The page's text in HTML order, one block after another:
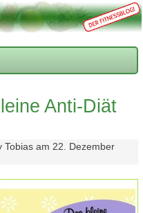
Anti-Diät
Tobias am 22. Dezember